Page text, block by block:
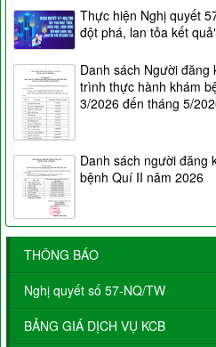
Thực hiện Nghị quyết
đột phá, lan tỏa kết
Danh sách Người
trình thực hành khám
3/2026 đến tháng 5/
Danh sách người đăng
bệnh Quí II năm 2026
THÔNG BÁO
Nghị quyết số 57-NQ/TW
BẢNG GIÁ DỊCH VỤ KCB